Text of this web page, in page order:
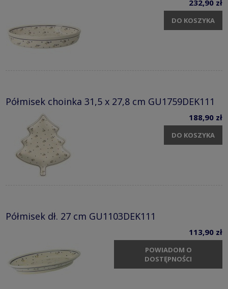
232,90 zł
DO KOSZYKA
Półmisek choinka 31,5 x 27,8 cm GU1759DEK111
188,90 zł
DO KOSZYKA
Półmisek dł. 27 cm GU1103DEK111
113,90 zł
POWIADOM O
DOSTĘPNOŚCI